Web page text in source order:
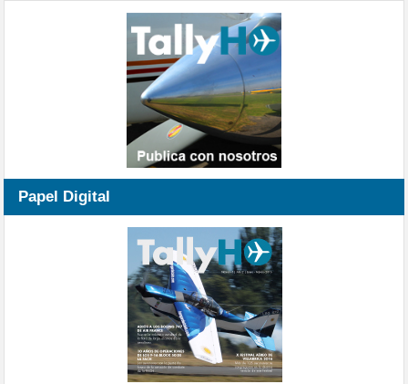
Papel Digital